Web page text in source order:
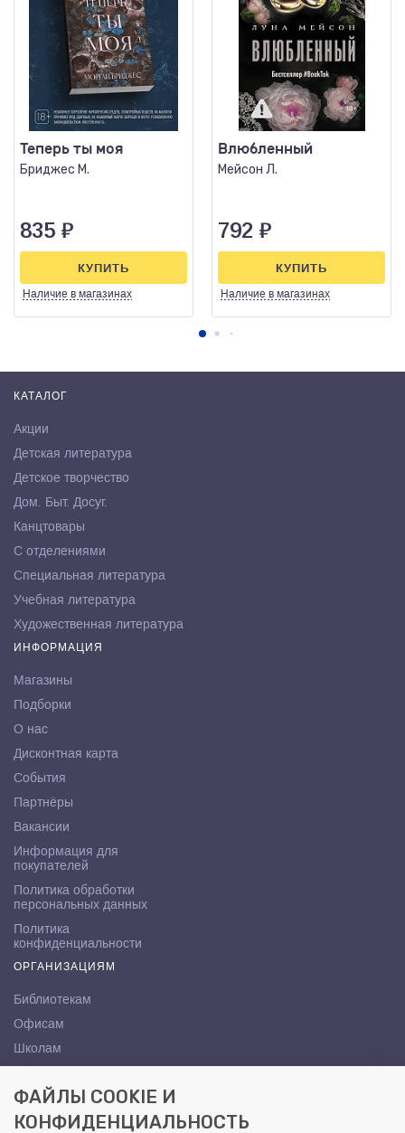
Теперь ты моя
Бриджес М.
835 ₽
Наличие в магазинах
КУПИТЬ
Влюбленный
Мейсон Л.
792 ₽
Наличие в магазинах
КУПИТЬ
КАТАЛОГ
Акции
Детская литература
Детское творчество
Дом. Быт. Досуг.
Канцтовары
С отделениями
Специальная литература
Учебная литература
Художественная литература
ИНФОРМАЦИЯ
Магазины
Подборки
О нас
Дисконтная карта
События
Партнёры
Вакансии
Информация для
покупателей
Политика обработки
персональных данных
Политика
конфиденциальности
ОРГАНИЗАЦИЯМ
Библиотекам
Офисам
Школам
КОНТАКТЫ
Саратов, ул. Осипова, 10А
ФАЙЛЫ COOKIE И
КОНФИДЕНЦИАЛЬНОСТЬ